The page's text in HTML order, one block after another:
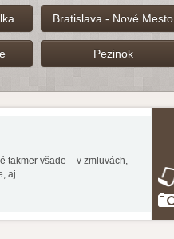
Bratislava - Nové Mesto
Pezinok
takmer všade – v zmluvách,
aj…